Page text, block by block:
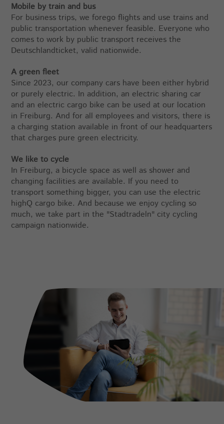
Mobile by train and bus
For business trips, we forego flights and use trains and
public transportation whenever feasible. Everyone who
comes to work by public transport receives the
Deutschlandticket, valid nationwide.
A green fleet
Since 2023, our company cars have been either hybrid
or purely electric. In addition, an electric sharing car
and an electric cargo bike can be used at our location
in Freiburg. And for all employees and visitors, there is
a charging station available in front of our headquarters
that charges pure green electricity.
We like to cycle
In Freiburg, a bicycle space as well as shower and
changing facilities are available. If you need to
transport something bigger, you can use the electric
highQ cargo bike. And because we enjoy cycling so
much, we take part in the "Stadtradeln" city cycling
campaign nationwide.